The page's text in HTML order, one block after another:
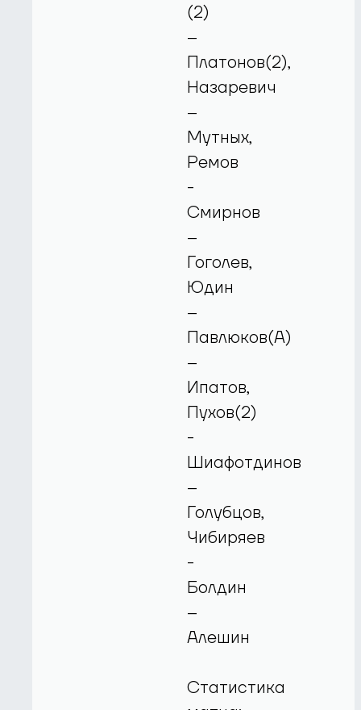
(2)
–
Платонов(2),
Назаревич
–
Мутных,
Ремов
-
Смирнов
–
Гоголев,
Юдин
–
Павлюков(А)
–
Ипатов,
Пухов(2)
-
Шиафотдинов
–
Голубцов,
Чибиряев
-
Болдин
–
Алешин
Статистика